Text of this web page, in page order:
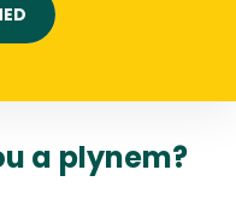
a plynem?